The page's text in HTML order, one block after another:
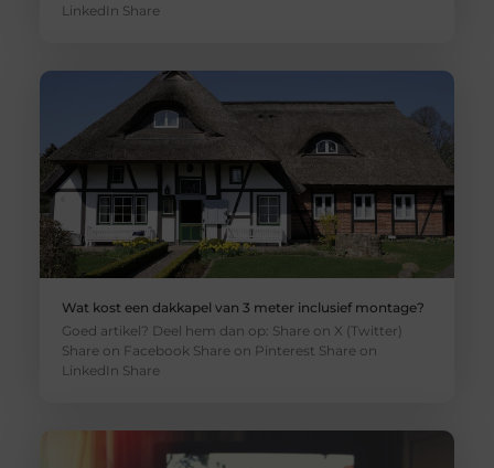
LinkedIn Share
Wat kost een dakkapel van 3 meter inclusief montage?
Goed artikel? Deel hem dan op: Share on X (Twitter)
Share on Facebook Share on Pinterest Share on
LinkedIn Share